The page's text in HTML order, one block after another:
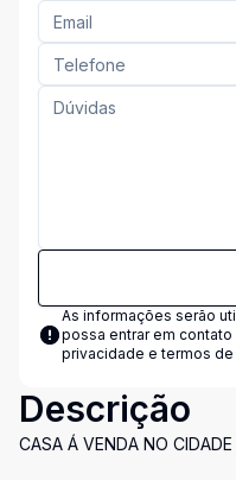
As informações serão
possa entrar em
privacidade e termos
Descrição
CASA Á VENDA NO CIDADE